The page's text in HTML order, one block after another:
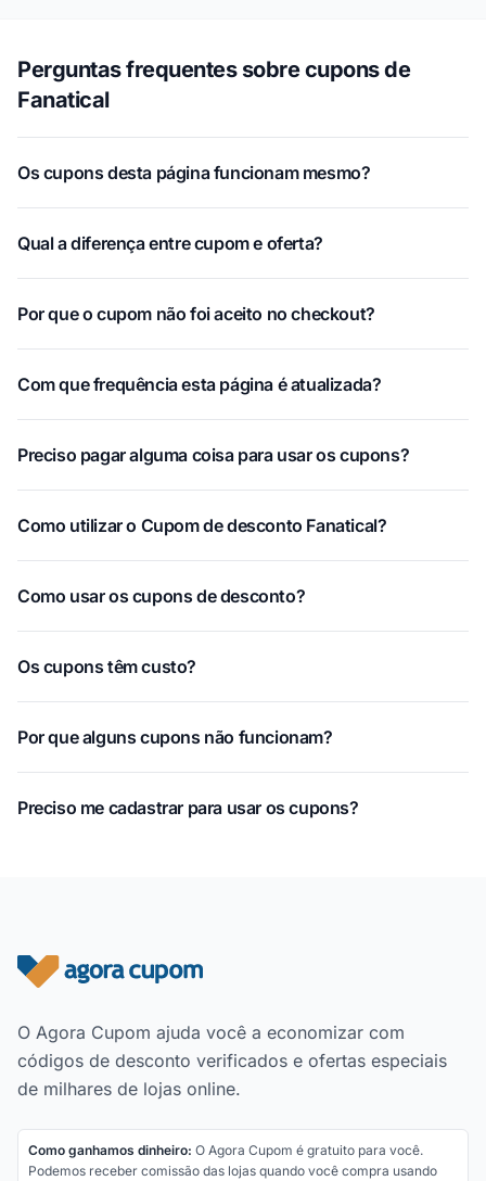
Perguntas frequentes sobre cupons de
Fanatical
Os cupons desta página funcionam mesmo?
Qual a diferença entre cupom e oferta?
Por que o cupom não foi aceito no checkout?
Com que frequência esta página é atualizada?
Preciso pagar alguma coisa para usar os cupons?
Como utilizar o Cupom de desconto Fanatical?
Como usar os cupons de desconto?
Os cupons têm custo?
Por que alguns cupons não funcionam?
Preciso me cadastrar para usar os cupons?
Rodapé do site
O Agora Cupom ajuda você a economizar com
códigos de desconto verificados e ofertas especiais
de milhares de lojas online.
Como ganhamos dinheiro: O Agora Cupom é gratuito para você.
Podemos receber comissão das lojas quando você compra usando